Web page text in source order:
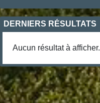
DERNIERS RÉSULTATS
Aucun résultat à afficher.